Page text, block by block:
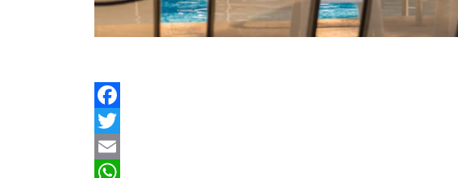
Facebook
Twitter
Email